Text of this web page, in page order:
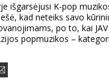
išgarsėjusi K-pop
kad neteiks savo
po to, kai
popmuzikos –